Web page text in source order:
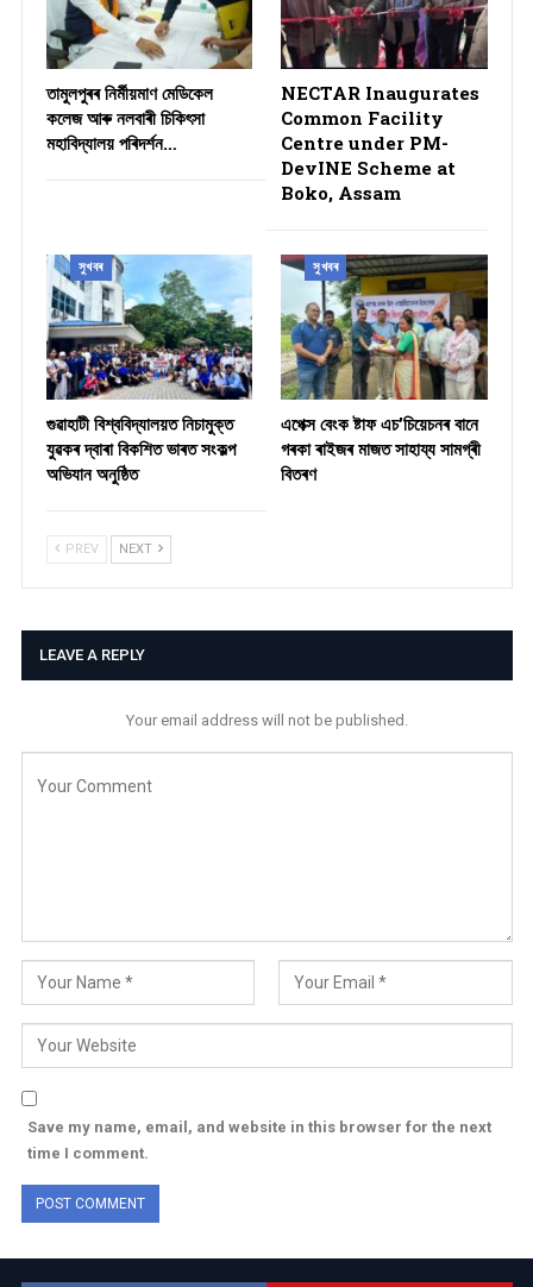
তামুলপুৰৰ নিৰ্মীয়মাণ মেডিকেল
কলেজ আৰু নলবাৰী চিকিৎসা
মহাবিদ্যালয় পৰিদৰ্শন…
NECTAR Inaugurates
Common Facility
Centre under PM-
DevINE Scheme at
Boko, Assam
সুখবৰ
গুৱাহাটী বিশ্ববিদ্যালয়ত নিচামুক্ত
যুৱকৰ দ্বাৰা বিকশিত ভাৰত সংকল্প
অভিযান অনুষ্ঠিত
সুখবৰ
​এপেক্স বেংক ষ্টাফ এচ’চিয়েচনৰ বানে
গৰকা ৰাইজৰ মাজত সাহায্য সামগ্ৰী
বিতৰণ ​
PREV NEXT
LEAVE A REPLY
Your email address will not be published.
Save my name, email, and website in this browser for the next
time I comment.